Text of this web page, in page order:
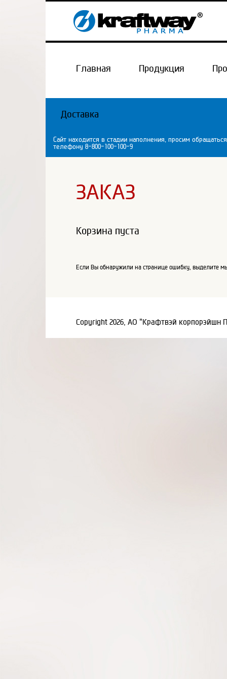
Главная Продукция
Доставка
Сайт находится в стадии наполнения, просим
телефону 8-800-100-100-9
ЗАКАЗ
Корзина пуста
Если Вы обнаружили на странице ошибку, выделите
Copyright 2026, АО "Крафтвэй корпорэйшн